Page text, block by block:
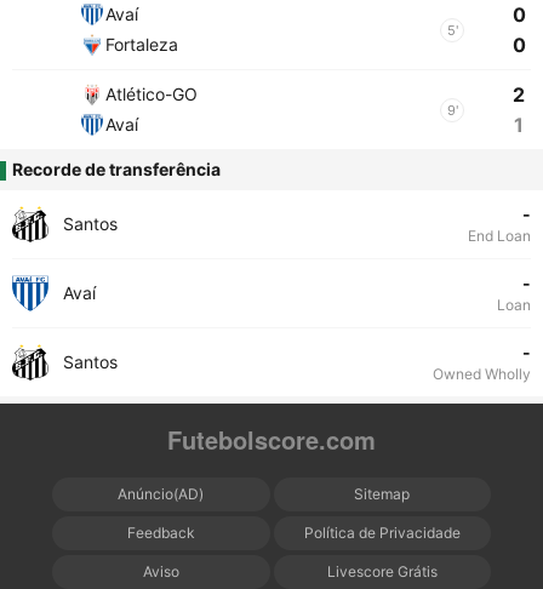
Avaí
Fortaleza
5'
0
0
Atlético-GO
Avaí
9'
2
1
Recorde de transferência
Santos -
End Loan
Avaí -
Loan
Santos -
Owned Wholly
Futebolscore.com
Anúncio(AD) Sitemap
Feedback Política de Privacidade
Aviso Livescore Grátis